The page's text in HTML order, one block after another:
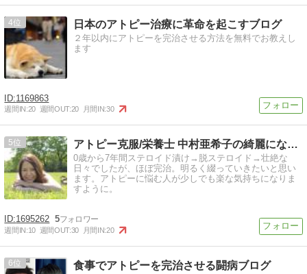
4 日本のアトピー治療に革命を起こすブログ
２年以内にアトピーを完治させる方法を無料でお教えし
ます
1169863
週間IN:20 週間OUT:20 月間IN:30
5 アトピー克服/栄養士 中村亜希子の綺麗になるブログ
0歳から7年間ステロイド漬け→脱ステロイド→壮絶な
日々でしたが、ほぼ完治。明るく綴っていきたいと思い
ます。アトピーに悩む人が少しでも楽な気持ちになりま
すように。
1695262 5
週間IN:10 週間OUT:30 月間IN:20
6 食事でアトピーを完治させる闘病ブログ